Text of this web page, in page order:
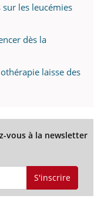
sur les leucémies
dès la
laisse des
vous à la newsletter
S'inscrire